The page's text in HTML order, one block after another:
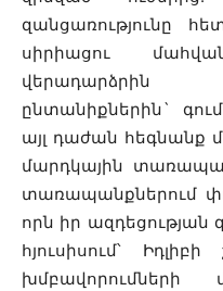
զանցառությունը
սիրիացու
վերադարձրին
ընտանիքներին`
այլ դաժան հեգնանք
մարդկային
տառապանքներում
որն իր ազդեցության
հյուսիսում՝